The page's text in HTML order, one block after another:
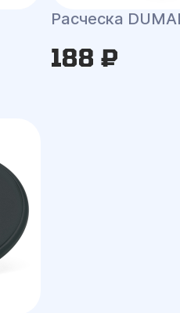
Расческа
188 ₽